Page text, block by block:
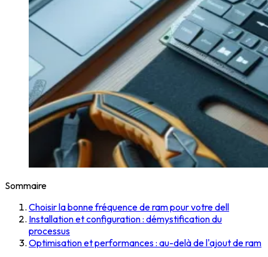
Sommaire
Choisir la bonne fréquence de ram pour votre dell
Installation et configuration : démystification du
processus
Optimisation et performances : au-delà de l'ajout de ram